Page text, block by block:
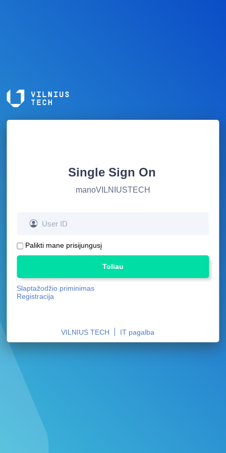
Single Sign On
manoVILNIUSTECH
Palikti mane prisijungusį
Toliau
Slaptažodžio priminimas
Registracija
VILNIUS TECH IT pagalba